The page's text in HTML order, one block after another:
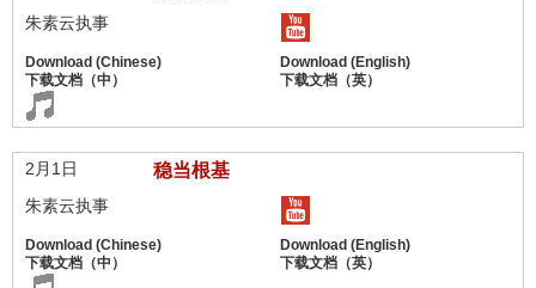
朱素云执事
2月1日 稳当根基
朱素云执事